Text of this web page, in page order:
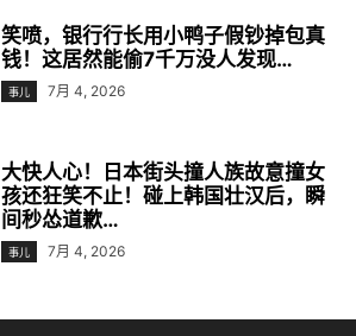
笑喷，银行行长用小鸭子假钞掉包真
钱！这居然能偷7千万没人发现…
事儿 7月 4, 2026
大快人心！日本街头撞人族故意撞女
孩还狂笑不止！碰上韩国壮汉后，瞬
间秒怂道歉…
事儿 7月 4, 2026